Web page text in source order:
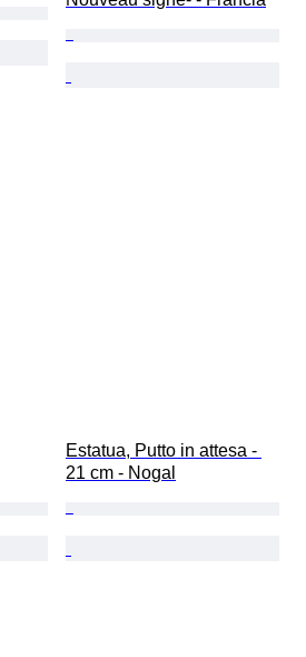
Estatua, Putto in attesa -
21 cm - Nogal